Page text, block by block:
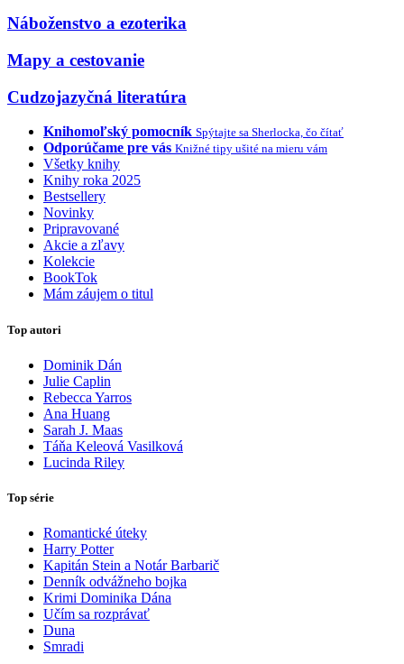
Náboženstvo a ezoterika
Mapy a cestovanie
Cudzojazyčná literatúra
Knihomoľský pomocník Spýtajte sa Sherlocka, čo čítať
Odporúčame pre vás Knižné tipy ušité na mieru vám
Všetky knihy
Knihy roka 2025
Bestsellery
Novinky
Pripravované
Akcie a zľavy
Kolekcie
BookTok
Mám záujem o titul
Top autori
Dominik Dán
Julie Caplin
Rebecca Yarros
Ana Huang
Sarah J. Maas
Táňa Keleová Vasilková
Lucinda Riley
Top série
Romantické úteky
Harry Potter
Kapitán Stein a Notár Barbarič
Denník odvážneho bojka
Krimi Dominika Dána
Učím sa rozprávať
Duna
Smradi